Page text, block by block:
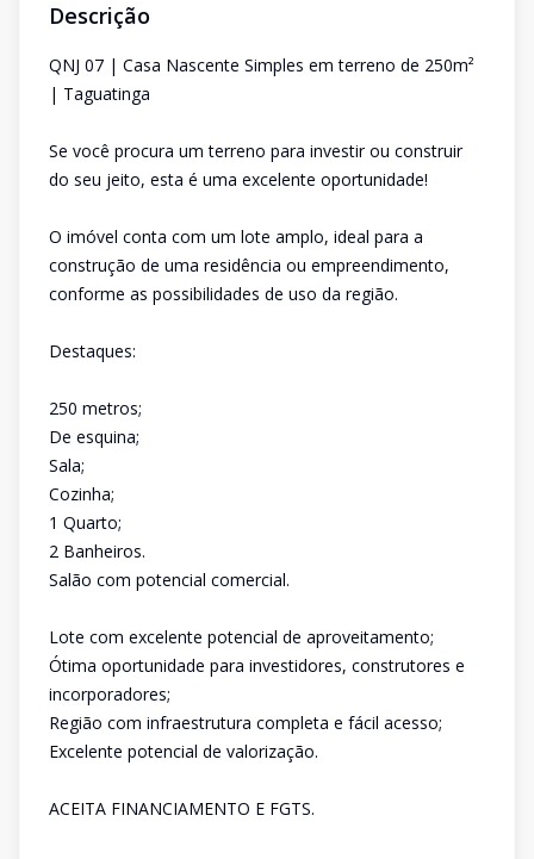
Descrição
QNJ 07 | Casa Nascente Simples em terreno de 250m²
| Taguatinga
Se você procura um terreno para investir ou construir
do seu jeito, esta é uma excelente oportunidade!
O imóvel conta com um lote amplo, ideal para a
construção de uma residência ou empreendimento,
conforme as possibilidades de uso da região.
Destaques:
250 metros;
De esquina;
Sala;
Cozinha;
1 Quarto;
2 Banheiros.
Salão com potencial comercial.
Lote com excelente potencial de aproveitamento;
Ótima oportunidade para investidores, construtores e
incorporadores;
Região com infraestrutura completa e fácil acesso;
Excelente potencial de valorização.
ACEITA FINANCIAMENTO E FGTS.